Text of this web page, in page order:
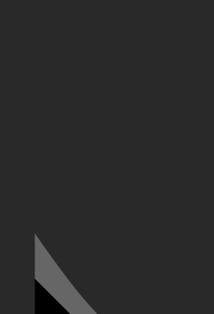
thriller van
bekend van De hulp en Lieve
leven en het perfecte gezin. Tot
wil scheiden. Hij zet haar het
op haar af, plundert hun
van ramp een relatie met een
moeten accepteren en
Maar na alle offers die ze heeft
happy end krijgen, koste wat het
de nieuwe vriendin van
geheimen ontdekt,